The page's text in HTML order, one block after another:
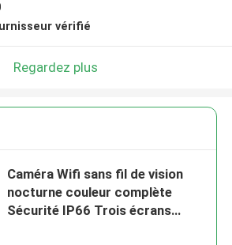
vérifié
Regardez plus
Caméra Wifi sans fil de vision
nocturne couleur complète
Sécurité IP66 Trois écrans